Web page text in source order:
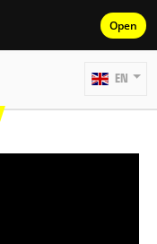
Open
EN